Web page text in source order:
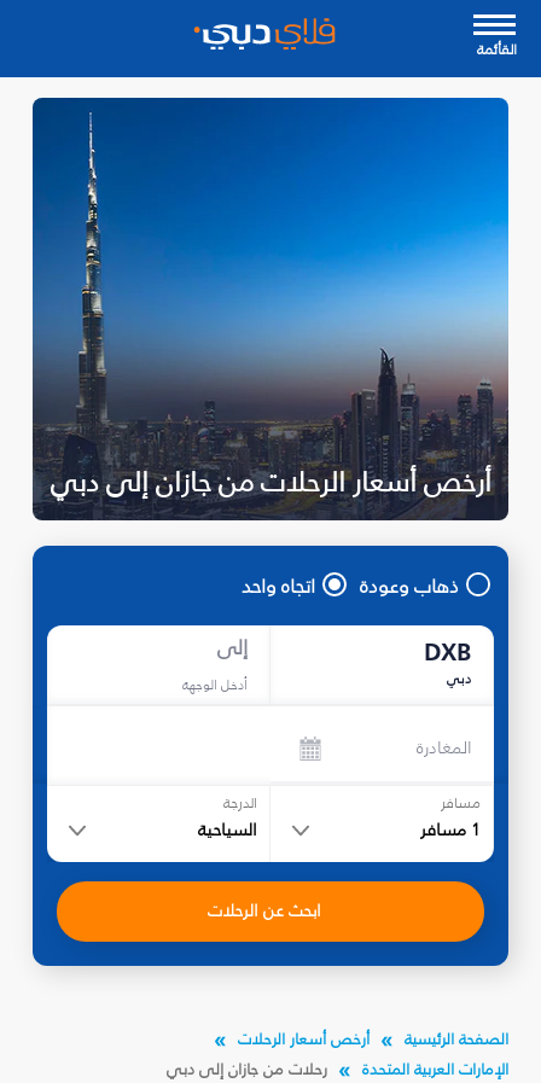
القأئمة
أرخص أسعار الرحلات من جازان إلى دبي
ذهاب وعودة اتجاه واحد
DXB
دبي
إلى
أدخل الوجهة
المغادرة
مسافر
1 مسافر
الدرجة
السياحية
ابحث عن الرحلات
الصفحة الرئيسية
أرخص أسعار الرحلات
الإمارات العربية المتحدة
رحلات من جازان إلى دبي